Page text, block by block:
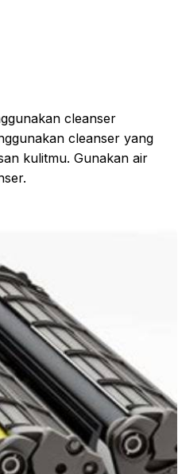
cleanser
cleanser yang
kulitmu. Gunakan air